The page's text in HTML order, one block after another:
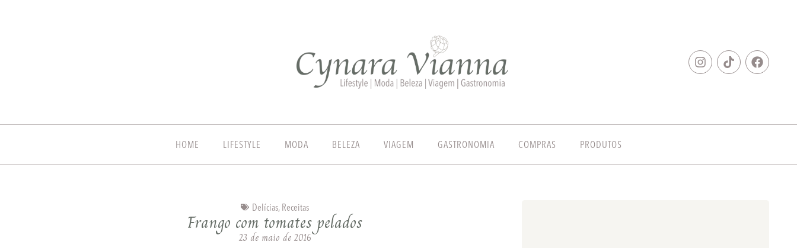
HOME LIFESTYLE MODA BELEZA VIAGEM GASTRONOMIA COMPRAS PRODUTOS
Delícias, Receitas
Frango com tomates pelados
23 de maio de 2016